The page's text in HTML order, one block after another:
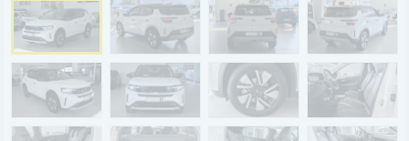
Aktionsfahrzeuge
AutoAbo
Gewerbekunden